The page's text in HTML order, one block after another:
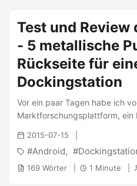
Test und Review
- 5 metallische
Rückseite für
Dockingstation
Vor ein paar Tagen habe ich
Marktforschungsplattform, ein
zugesendet bekommen.
und mich mit den technischen
habe, hatte ich das Handy
der Rückseite aufgefallen,
2015-07-15
Android
169 Wörter 1 Minute